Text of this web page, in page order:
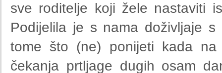
sve roditelje koji žele nastaviti
Podijelila je s nama doživljaje
tome što (ne) ponijeti kada na
čekanja prtljage dugih osam